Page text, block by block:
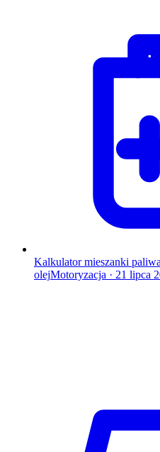
Kalkulator mieszanki
olejMotoryzacja · 21 lipca